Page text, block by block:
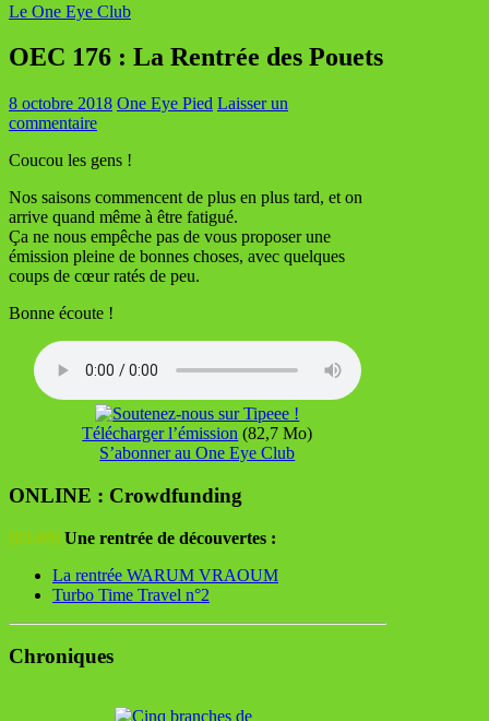
Le One Eye Club
OEC 176 : La Rentrée des Pouets
8 octobre 2018 One Eye Pied Laisser un
commentaire
Coucou les gens !
Nos saisons commencent de plus en plus tard, et on
arrive quand même à être fatigué.
Ça ne nous empêche pas de vous proposer une
émission pleine de bonnes choses, avec quelques
coups de cœur ratés de peu.
Bonne écoute !
Télécharger l’émission (82,7 Mo)
S’abonner au One Eye Club
ONLINE : Crowdfunding
[03:09] Une rentrée de découvertes :
La rentrée WARUM VRAOUM
Turbo Time Travel n°2
Chroniques